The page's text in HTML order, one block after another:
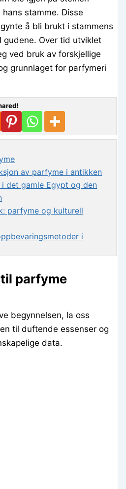
stamme. Disse
å bli brukt i stammens
gudene. Over tid utviklet
ved bruk av forskjellige
grunnlaget for parfymeri
av parfyme i antikken
det gamle Egypt og den
parfyme og kulturell
i
parfyme
begynnelsen, la oss
til duftende essenser og
data.